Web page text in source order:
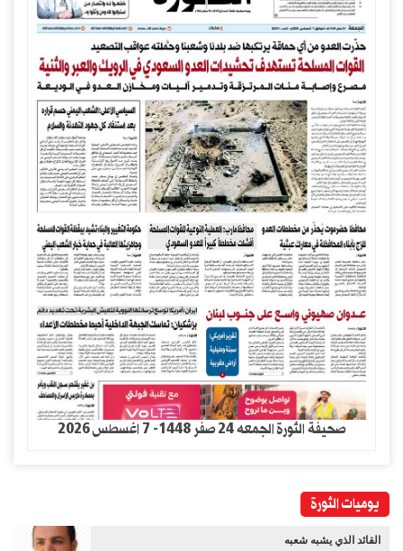
صحيفة الثورة الجمعه 24 صفر 1448- 7 اغسطس 2026
يوميات الثورة
القائد الذي يشبه شعبه